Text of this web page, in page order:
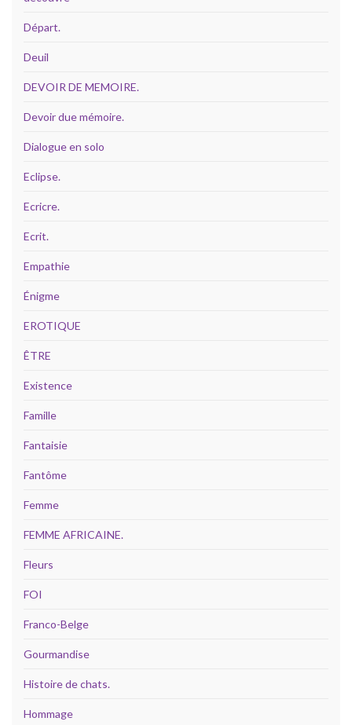
Départ.
Deuil
DEVOIR DE MEMOIRE.
Devoir due mémoire.
Dialogue en solo
Eclipse.
Ecricre.
Ecrit.
Empathie
Énigme
EROTIQUE
ÊTRE
Existence
Famille
Fantaisie
Fantôme
Femme
FEMME AFRICAINE.
Fleurs
FOI
Franco-Belge
Gourmandise
Histoire de chats.
Hommage